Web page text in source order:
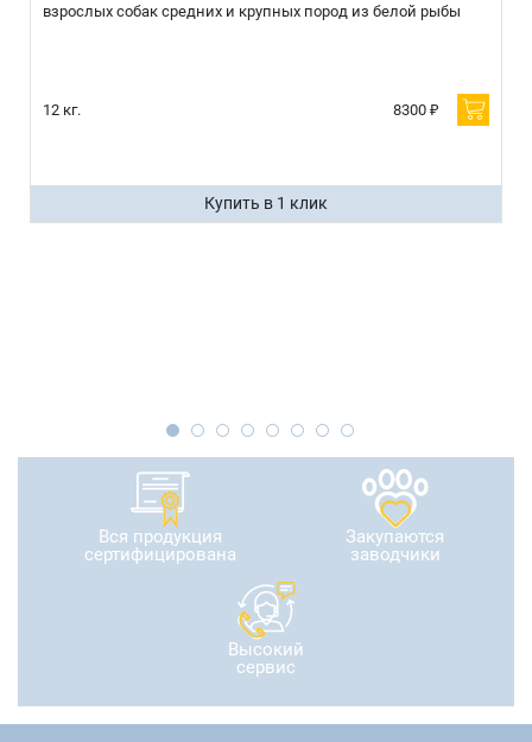
взрослых собак средних и крупных пород из белой рыбы
12 кг. 8300 ₽
Купить в 1 клик
Вся продукция
сертифицирована
Закупаются
заводчики
Высокий
сервис